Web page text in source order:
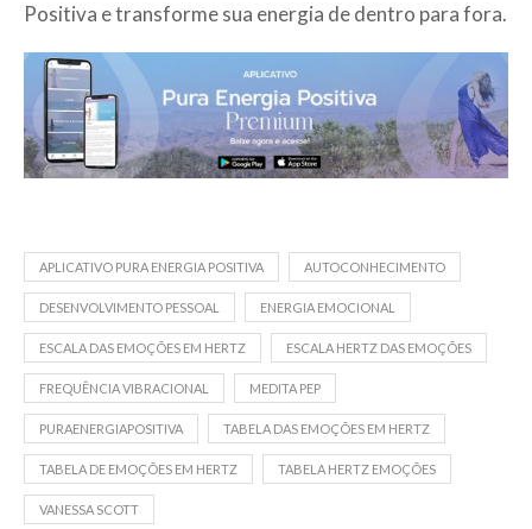
Positiva e transforme sua energia de dentro para fora.
APLICATIVO PURA ENERGIA POSITIVA AUTOCONHECIMENTO
DESENVOLVIMENTO PESSOAL ENERGIA EMOCIONAL
ESCALA DAS EMOÇÕES EM HERTZ ESCALA HERTZ DAS EMOÇÕES
FREQUÊNCIA VIBRACIONAL MEDITA PEP
PURAENERGIAPOSITIVA TABELA DAS EMOÇÕES EM HERTZ
TABELA DE EMOÇÕES EM HERTZ TABELA HERTZ EMOÇÕES
VANESSA SCOTT